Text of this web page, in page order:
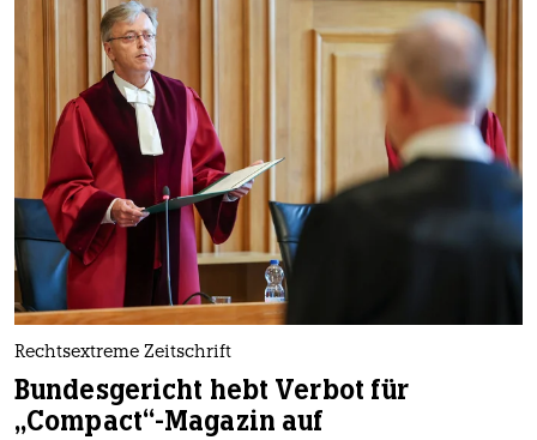
Rechtsextreme Zeitschrift
Bundesgericht hebt Verbot für
„Compact“-Magazin auf